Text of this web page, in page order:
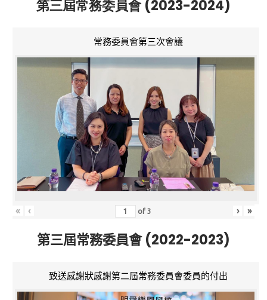
第三屆常務委員會 (2023-2024)
常務委員會第三次會議
« ‹ of3 › »
第三屆常務委員會 (2022-2023)
致送感謝狀感謝第二屆常務委員會委員的付出